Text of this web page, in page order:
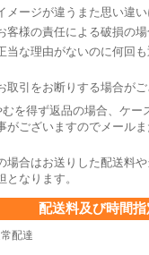
メージが違うまた思い違
客様の責任による破損の場
当な理由がないのに何回
取引をお断りする場合がご
を得ず返品の場合、ケー
がございますのでメール
場合はお送りした配送料
となります。
配送料及び時間
配達